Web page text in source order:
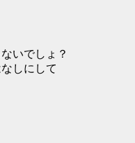
いでしょ？
しにして